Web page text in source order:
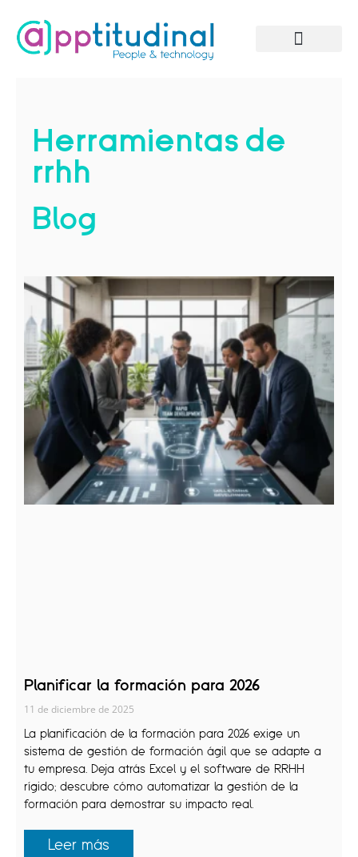
Herramientas de
rrhh
Blog
Planificar la formación para 2026
11 de diciembre de 2025
La planificación de la formación para 2026 exige un
sistema de gestión de formación ágil que se adapte a
tu empresa. Deja atrás Excel y el software de RRHH
rígido; descubre cómo automatizar la gestión de la
formación para demostrar su impacto real.
Leer más